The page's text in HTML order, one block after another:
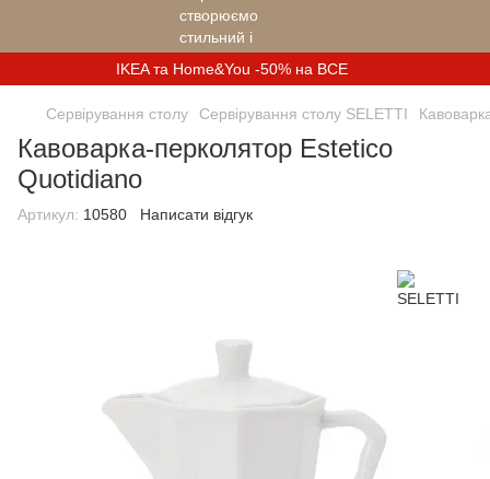
IKEA та Home&You -50% на ВСЕ
Сервірування столу Сервірування столу SELETTI
Кавоварка-перколятор Estetico
Quotidiano
Артикул: 10580 Написати відгук